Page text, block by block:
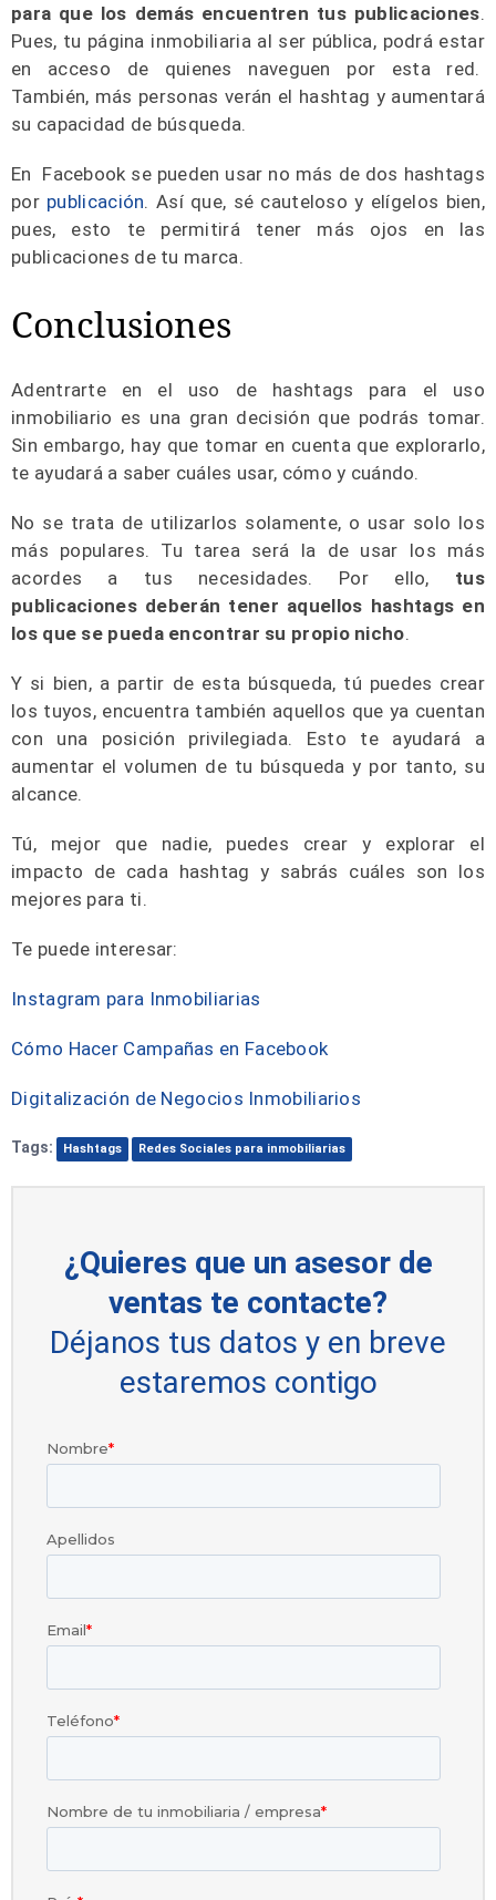
para que los demás encuentren tus publicaciones.
Pues, tu página inmobiliaria al ser pública, podrá estar
en acceso de quienes naveguen por esta red.
También, más personas verán el hashtag y aumentará
su capacidad de búsqueda.
En Facebook se pueden usar no más de dos hashtags
por publicación. Así que, sé cauteloso y elígelos bien,
pues, esto te permitirá tener más ojos en las
publicaciones de tu marca.
Conclusiones
Adentrarte en el uso de hashtags para el uso
inmobiliario es una gran decisión que podrás tomar.
Sin embargo, hay que tomar en cuenta que explorarlo,
te ayudará a saber cuáles usar, cómo y cuándo.
No se trata de utilizarlos solamente, o usar solo los
más populares. Tu tarea será la de usar los más
acordes a tus necesidades. Por ello, tus
publicaciones deberán tener aquellos hashtags en
los que se pueda encontrar su propio nicho.
Y si bien, a partir de esta búsqueda, tú puedes crear
los tuyos, encuentra también aquellos que ya cuentan
con una posición privilegiada. Esto te ayudará a
aumentar el volumen de tu búsqueda y por tanto, su
alcance.
Tú, mejor que nadie, puedes crear y explorar el
impacto de cada hashtag y sabrás cuáles son los
mejores para ti.
Te puede interesar:
Instagram para Inmobiliarias
Cómo Hacer Campañas en Facebook
Digitalización de Negocios Inmobiliarios
Tags: Hashtags Redes Sociales para inmobiliarias
¿Quieres que un asesor de
ventas te contacte?
Déjanos tus datos y en breve
estaremos contigo